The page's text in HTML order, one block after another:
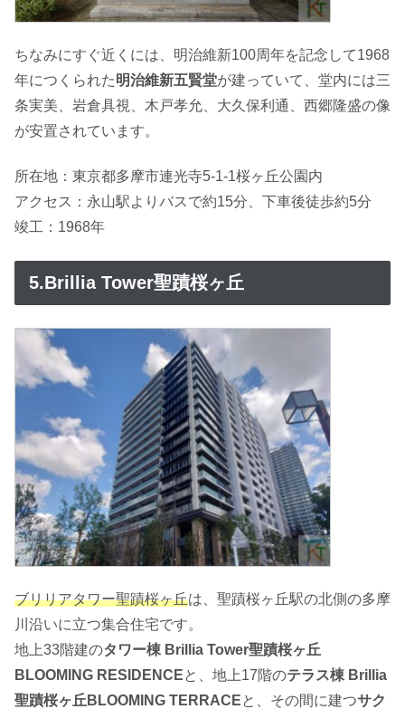
ちなみにすぐ近くには、明治維新100周年を記念して1968
年につくられた明治維新五賢堂が建っていて、堂内には三
条実美、岩倉具視、木戸孝允、大久保利通、西郷隆盛の像
が安置されています。
所在地：東京都多摩市連光寺5-1-1桜ヶ丘公園内
アクセス：永山駅よりバスで約15分、下車後徒歩約5分
竣工：1968年
5.Brillia Tower聖蹟桜ヶ丘
ブリリアタワー聖蹟桜ヶ丘は、聖蹟桜ヶ丘駅の北側の多摩
川沿いに立つ集合住宅です。
地上33階建のタワー棟 Brillia Tower聖蹟桜ヶ丘
BLOOMING RESIDENCEと、地上17階のテラス棟 Brillia
聖蹟桜ヶ丘BLOOMING TERRACEと、その間に建つサク